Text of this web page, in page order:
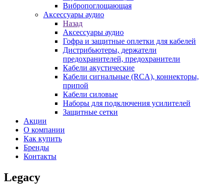
Вибропоглощающая
Аксессуары аудио
Назад
Аксессуары аудио
Гофра и защитные оплетки для кабелей
Дистрибьютеры, держатели
предохранителей, предохранители
Кабели акустические
Кабели сигнальные (RCA), коннекторы,
припой
Кабели силовые
Наборы для подключения усилителей
Защитные сетки
Акции
О компании
Как купить
Бренды
Контакты
Legacy